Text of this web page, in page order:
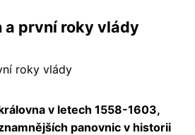
a první roky vlády
roky vlády
v letech 1558-1603,
panovnic v historii